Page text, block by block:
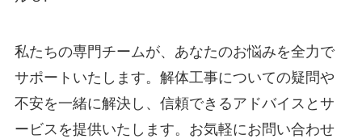
私たちの専門チームが、あなたのお悩みを全力で
サポートいたします。解体工事についての疑問や
不安を一緒に解決し、信頼できるアドバイスとサ
ービスを提供いたします。お気軽にお問い合わせ